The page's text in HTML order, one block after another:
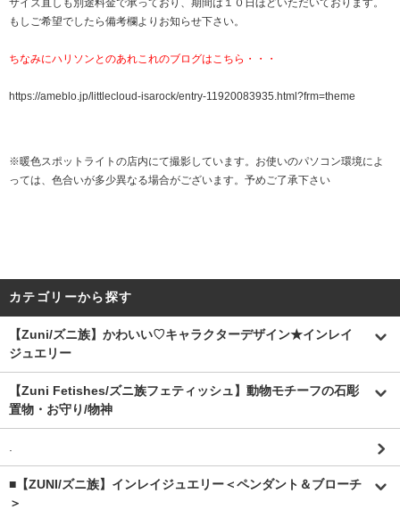
サイズ直しも別途料金で承っており、期間は１０日ほどいただいております。
もしご希望でしたら備考欄よりお知らせ下さい。
ちなみにハリソンとのあれこれのブログはこちら・・・
https://ameblo.jp/littlecloud-isarock/entry-11920083935.html?frm=theme
※暖色スポットライトの店内にて撮影しています。お使いのパソコン環境によ
っては、色合いが多少異なる場合がございます。予めご了承下さい
カテゴリーから探す
【Zuni/ズニ族】かわいい♡キャラクターデザイン★インレイ
ジュエリー
【Zuni Fetishes/ズニ族フェティッシュ】動物モチーフの石彫
置物・お守り/物神
.
■【ZUNI/ズニ族】インレイジュエリー＜ペンダント＆ブローチ
＞